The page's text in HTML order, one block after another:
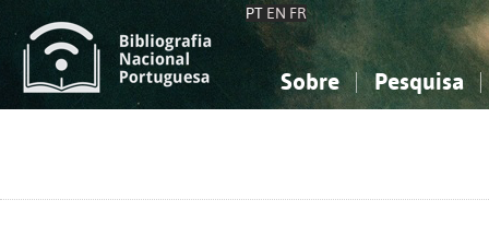
PT EN FR
Sobre Pesquisa